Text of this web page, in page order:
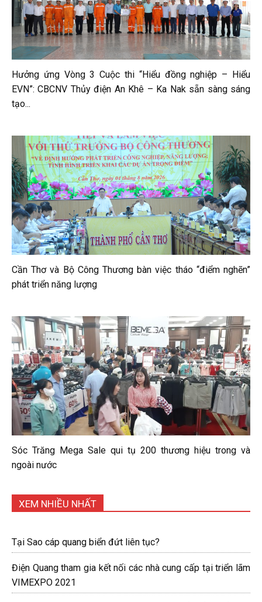
Hưởng ứng Vòng 3 Cuộc thi “Hiểu đồng nghiệp – Hiểu
EVN”: CBCNV Thủy điện An Khê – Ka Nak sẵn sàng sáng
tạo...
Cần Thơ và Bộ Công Thương bàn việc tháo “điểm nghẽn”
phát triển năng lượng
Sóc Trăng Mega Sale qui tụ 200 thương hiệu trong và
ngoài nước
XEM NHIỀU NHẤT
Tại Sao cáp quang biển đứt liên tục?
Điện Quang tham gia kết nối các nhà cung cấp tại triển lãm
VIMEXPO 2021